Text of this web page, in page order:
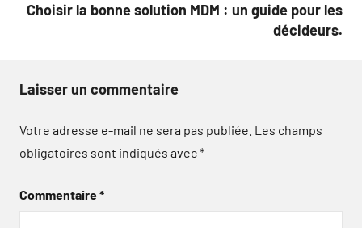
Choisir la bonne solution MDM : un guide pour les
décideurs.
Laisser un commentaire
Votre adresse e-mail ne sera pas publiée. Les champs
obligatoires sont indiqués avec*
Commentaire*